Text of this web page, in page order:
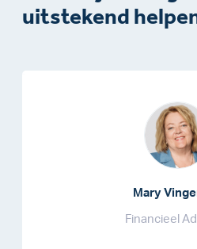
uitstekend
Mary
Financieel